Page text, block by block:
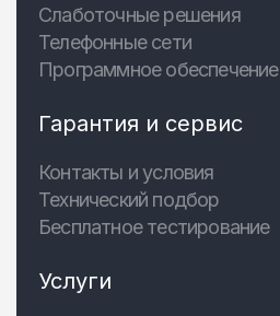
Слаботочные решения
Телефонные сети
Программное обеспечение
Гарантия и сервис
Контакты и условия
Технический подбор
Бесплатное тестирование
Услуги